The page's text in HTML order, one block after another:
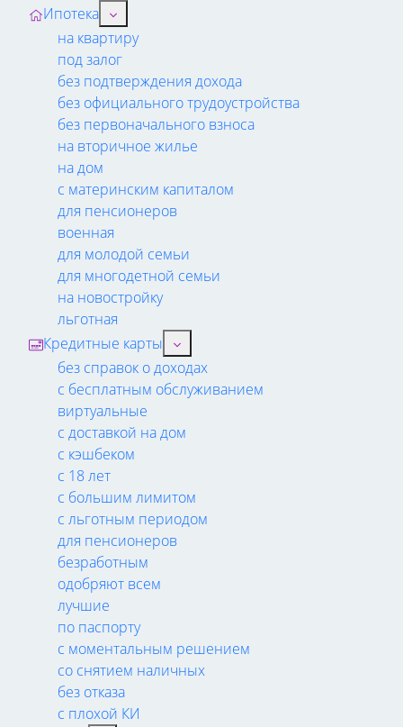
Ипотека
на квартиру
под залог
без подтверждения дохода
без официального трудоустройства
без первоначального взноса
на вторичное жилье
на дом
с материнским капиталом
для пенсионеров
военная
для молодой семьи
для многодетной семьи
на новостройку
льготная
Кредитные карты
без справок о доходах
с бесплатным обслуживанием
виртуальные
с доставкой на дом
с кэшбеком
с 18 лет
с большим лимитом
с льготным периодом
для пенсионеров
безработным
одобряют всем
лучшие
по паспорту
с моментальным решением
со снятием наличных
без отказа
с плохой КИ